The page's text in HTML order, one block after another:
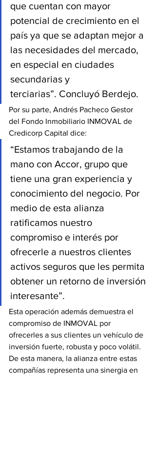
que cuentan con mayor
potencial de crecimiento en el
país ya que se adaptan mejor a
las necesidades del mercado,
en especial en ciudades
secundarias y
terciarias”. Concluyó Berdejo.
Por su parte, Andrés Pacheco Gestor
del Fondo Inmobiliario INMOVAL de
Credicorp Capital dice:
“Estamos trabajando de la
mano con Accor, grupo que
tiene una gran experiencia y
conocimiento del negocio. Por
medio de esta alianza
ratificamos nuestro
compromiso e interés por
ofrecerle a nuestros clientes
activos seguros que les permita
obtener un retorno de inversión
interesante”.
Esta operación además demuestra el
compromiso de INMOVAL por
ofrecerles a sus clientes un vehículo de
inversión fuerte, robusta y poco volátil.
De esta manera, la alianza entre estas
compañías representa una sinergia en